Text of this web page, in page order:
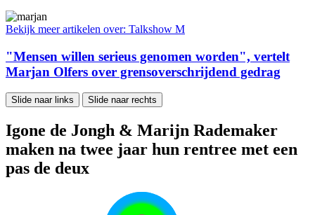
Bekijk meer artikelen over: Talkshow M
"Mensen willen serieus genomen worden", vertelt
Marjan Olfers over grensoverschrijdend gedrag
Slide naar links Slide naar rechts
Igone de Jongh & Marijn Rademaker
maken na twee jaar hun rentree met een
pas de deux